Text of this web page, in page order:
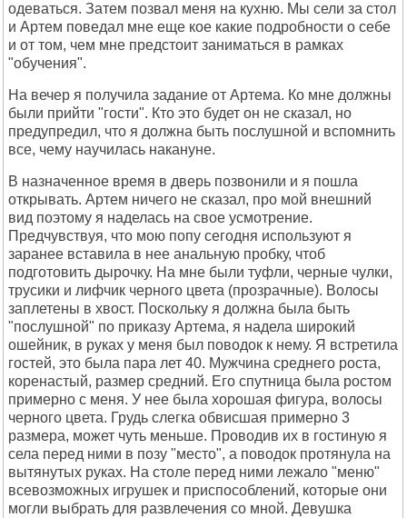
одеваться. Затем позвал меня на кухню. Мы сели за стол
и Артем поведал мне еще кое какие подробности о себе
и от том, чем мне предстоит заниматься в рамках
"обучения".
На вечер я получила задание от Артема. Ко мне должны
были прийти "гости". Кто это будет он не сказал, но
предупредил, что я должна быть послушной и вспомнить
все, чему научилась накануне.
В назначенное время в дверь позвонили и я пошла
открывать. Артем ничего не сказал, про мой внешний
вид поэтому я наделась на свое усмотрение.
Предчувствуя, что мою попу сегодня используют я
заранее вставила в нее анальную пробку, чтоб
подготовить дырочку. На мне были туфли, черные чулки,
трусики и лифчик черного цвета (прозрачные). Волосы
заплетены в хвост. Поскольку я должна была быть
"послушной" по приказу Артема, я надела широкий
ошейник, в руках у меня был поводок к нему. Я встретила
гостей, это была пара лет 40. Мужчина среднего роста,
коренастый, размер средний. Его спутница была ростом
примерно с меня. У нее была хорошая фигура, волосы
черного цвета. Грудь слегка обвисшая примерно 3
размера, может чуть меньше. Проводив их в гостиную я
села перед ними в позу "место", а поводок протянула на
вытянутых руках. На столе перед ними лежало "меню"
всевозможных игрушек и приспособлений, которые они
могли выбрать для развлечения со мной. Девушка